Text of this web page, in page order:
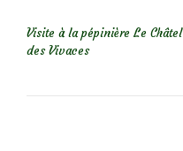
Visite à la pépinière Le Châtel
des Vivaces